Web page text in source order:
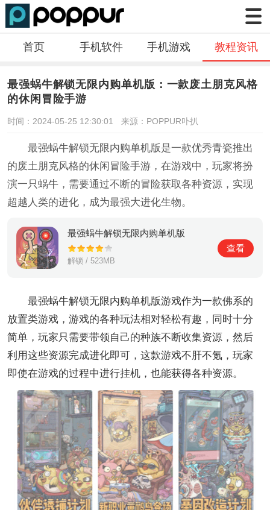
首页 手机软件 手机游戏 教程资讯
最强蜗牛解锁无限内购单机版：一款废土朋克风格
的休闲冒险手游
时间：2024-05-25 12:30:01 来源：POPPUR卟扒
最强蜗牛解锁无限内购单机版是一款优秀青瓷推出
的废土朋克风格的休闲冒险手游，在游戏中，玩家将扮
演一只蜗牛，需要通过不断的冒险获取各种资源，实现
超越人类的进化，成为最强大进化生物。
最强蜗牛解锁无限内购单机版
解锁 / 523MB
查看
最强蜗牛解锁无限内购单机版游戏作为一款佛系的
放置类游戏，游戏的各种玩法相对轻松有趣，同时十分
简单，玩家只需要带领自己的种族不断收集资源，然后
利用这些资源完成进化即可，这款游戏不肝不氪，玩家
即使在游戏的过程中进行挂机，也能获得各种资源。